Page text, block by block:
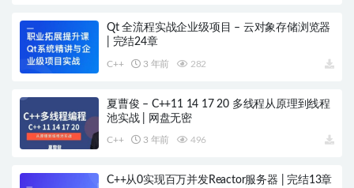
Qt 全流程实战企业级项目 – 云对象存储浏览器
| 完结24章
C++ 3 年前 282
夏曹俊 – C++11 14 17 20 多线程从原理到线程
池实战 | 网盘无密
C++ 3 年前 496
C++从0实现百万并发Reactor服务器 | 完结13章